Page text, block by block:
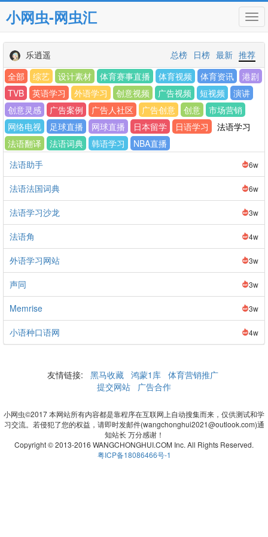
小网虫-网虫汇
乐逍遥 推荐
最新
日榜
总榜
全部
综艺 设计素材 体育赛事直播 体育视频 体育资讯
港剧
TVB
英语学习 外语学习 创意视频 广告视频 短视频
演讲
创意灵感
广告案例 广告人社区 广告创意 创意
市场营销
网络电视
足球直播 网球直播 日本留学 日语学习
法语学习
法语翻译
法语词典 韩语学习
NBA直播
法语助手
6w
法语法国词典 6w
法语学习沙龙 3w
法语角 4w
外语学习网站 3w
声同 3w
Memrise 3w
小语种口语网 4w
友情链接: 黑马收藏 鸿蒙1库 体育营销推广
提交网站
广告合作
小网虫©2017 本网站所有内容都是靠程序在互联网上自动搜集而来，仅供测试和学
习交流。若侵犯了您的权益，请即时发邮件(wangchonghui2021@outlook.com)通
知站长 万分感谢！
Copyright © 2013-2016 WANGCHONGHUI.COM Inc. All Rights Reserved.
粤ICP备18086466号-1